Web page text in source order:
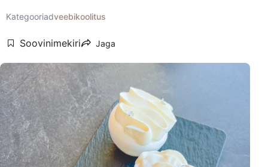
Kategooriadveebikoolitus
Soovinimekiri Jaga